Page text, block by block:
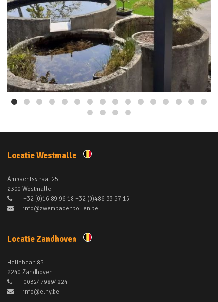
Mei 3
Locatie Westmalle
Ambachtsstraat 25
2390 Westmalle
+32 (0)16 89 96 18 +32 (0)486 33 57 16
info@zwembadenbollen.be
Locatie Zandhoven
Hallebaan 85
2240 Zandhoven
0032479894224
info@elny.be